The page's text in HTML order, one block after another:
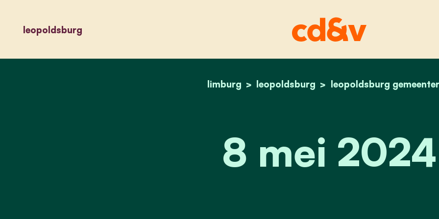
leopoldsburg
home
limburg leopoldsburg leopoldsburg
8 mei 2024
8 mei 2024